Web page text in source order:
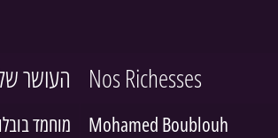
העושר Nos Richesses
מוחמד בובלו Mohamed Boublouh